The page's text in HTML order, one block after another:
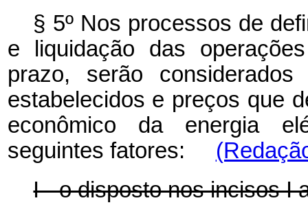
§ 5º Nos processos de
e liquidação das
prazo, serão
estabelecidos e preços que
econômico da energia
seguintes fatores:
I - o disposto nos incisos I